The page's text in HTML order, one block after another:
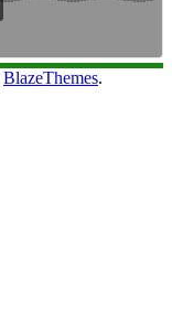
BlazeThemes.